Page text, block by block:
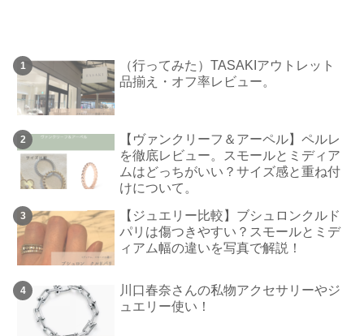
（行ってみた）TASAKIアウトレット
品揃え・オフ率レビュー。
【ヴァンクリーフ＆アーペル】ペルレ
を徹底レビュー。スモールとミディア
ムはどっちがいい？サイズ感と重ね付
けについて。
【ジュエリー比較】ブシュロンクルド
パリは傷つきやすい？スモールとミデ
ィアム幅の違いを写真で解説！
川口春奈さんの私物アクセサリーやジ
ュエリー使い！